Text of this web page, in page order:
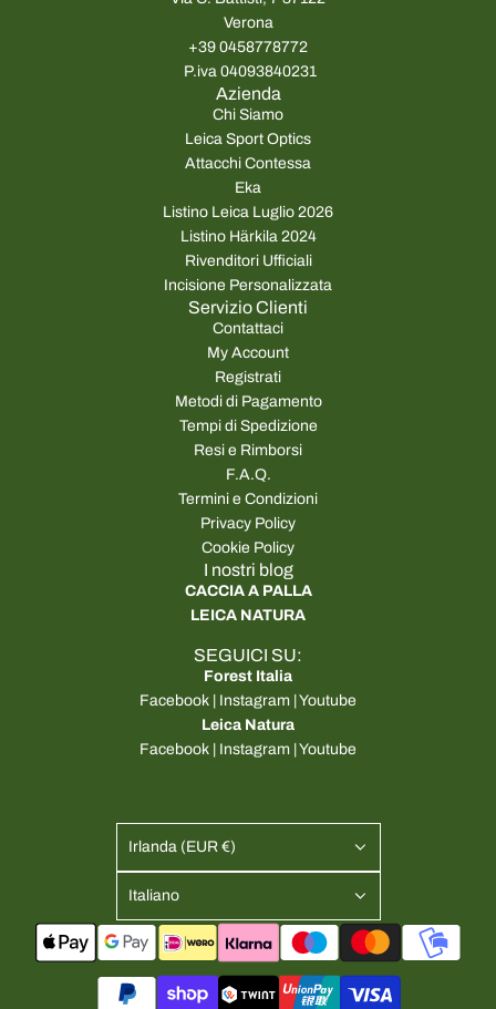
Verona
+39 0458778772
P.iva 04093840231
Azienda
Chi Siamo
Leica Sport Optics
Attacchi Contessa
Eka
Listino Leica Luglio 2026
Listino Härkila 2024
Rivenditori Ufficiali
Incisione Personalizzata
Servizio Clienti
Contattaci
My Account
Registrati
Metodi di Pagamento
Tempi di Spedizione
Resi e Rimborsi
F.A.Q.
Termini e Condizioni
Privacy Policy
Cookie Policy
I nostri blog
CACCIA A PALLA
LEICA NATURA
SEGUICI SU:
Forest Italia
Facebook | Instagram |Youtube
Leica Natura
Facebook | Instagram |Youtube
Irlanda (EUR €)
Italiano